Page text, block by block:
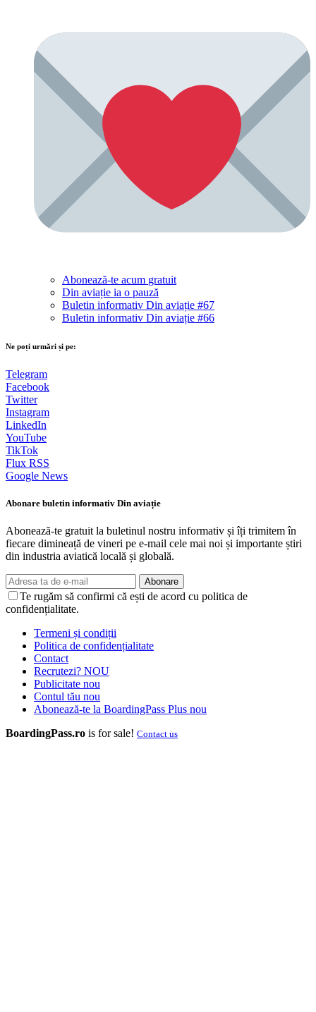
Abonează-te acum gratuit
Din aviație ia o pauză
Buletin informativ Din aviație #67
Buletin informativ Din aviație #66
Ne poți urmări și pe:
Telegram
Facebook
Twitter
Instagram
LinkedIn
YouTube
TikTok
Flux RSS
Google News
Abonare buletin informativ Din aviație
Abonează-te gratuit la buletinul nostru informativ și îți trimitem în
fiecare dimineață de vineri pe e-mail cele mai noi și importante știri
din industria aviatică locală și globală.
Abonare
Te rugăm să confirmi că ești de acord cu politica de
confidențialitate.
Termeni și condiții
Politica de confidențialitate
Contact
Recrutezi? NOU
Publicitate nou
Contul tău nou
Abonează-te la BoardingPass Plus nou
BoardingPass.ro is for sale! Contact us